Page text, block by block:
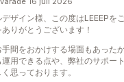
ザイン様、この度はLEEEPを
りがとうございます！
間をおかけする場面もあった
用できる点や、弊社のサポー
思っております。